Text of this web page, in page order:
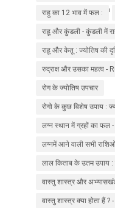
Grah - Janiye jyotish
राहु का 12 भाव में फल :
राहू और कुंडली - कुंडली में
rahu
राहू और केतू : ज्योतिष की
रुद्राक्ष और उसका महत्व
रोग के ज्योतिष उपचार
रोगो के कुछ विशेष उपाय :
लग्न स्थान में ग्रहों का
jyotish in hindi
लग्नमें आने वाली सभी
लाल किताब के उतम उपाय :
वास्तु शास्त्र और
वास्तु शास्त्र क्या होता हैं